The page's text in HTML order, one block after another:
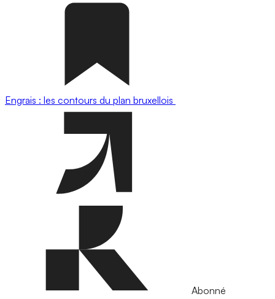
Engrais : les contours du plan bruxellois
Abonné